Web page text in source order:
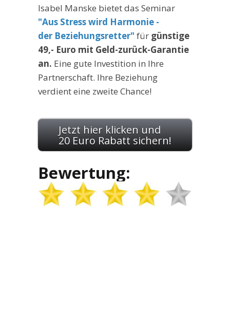
Isabel Manske bietet das Seminar
"Aus Stress wird Harmonie -
der Beziehungsretter" für günstige
49,- Euro mit Geld-zurück-Garantie
an. Eine gute Investition in Ihre
Partnerschaft. Ihre Beziehung
verdient eine zweite Chance!
Jetzt hier klicken und
20 Euro Rabatt sichern!
Bewertung: